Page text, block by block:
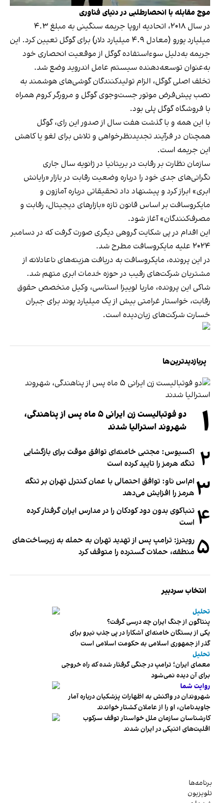
موجمقابلهبا انحصارطلبیدردنیایفناوری
در سال ۲۰۱۸، اتحادیه اروپا جریمه سنگینی به مبلغ ۴.۳
میلیارد یورو (معادل ۴.۹ میلیارد دلار) برای گوگل تعیین کرد. این
جریمه به‌دلیل سوءاستفاده گوگل از موقعیت انحصاری خود
به‌عنوان توسعه‌دهنده سیستم عامل اندروید وضع شد.
تخلف اصلی گوگل، الزام تولیدکنندگان گوشی‌های هوشمند به
نصب پیش‌فرض موتور جست‌وجوی گوگل و مرورگر کروم همراه
با فروشگاه گوگل پلی بود.
با این همه و با گذشت هفت سال از صدور این رای، گوگل
همچنان در فرآیند تجدید‌نظرخواهی و تلاش برای لغو یا کاهش
این جریمه است.
سازمان نظارت بر رقابت در بریتانیا در ژانویه سال جاری
نگرانی‌های جدی خود را درباره وضعیت رقابت در بازار «رایانش
ابری» ابراز کرد و پیشنهاد داد تحقیقاتی درباره آمازون و
مایکروسافت بر اساس قانون تازه «بازارهای دیجیتال، رقابت و
مصرف‌کنندگان» آغاز شود.
این اقدام در پی شکایت گروهی دیگری صورت گرفت که در دسامبر
۲۰۲۴ علیه مایکروسافت مطرح شد.
در این پرونده، مایکروسافت به دریافت هزینه‌های ناعادلانه از
مشتریان شرکت‌های رقیب در حوزه خدمات ابری متهم شد.
شاکی این پرونده، ماریا لوییزا استاسی، وکیل متخصص حقوق
رقابت، خواستار غرامتی بیش از یک میلیارد پوند برای جبران
خسارت شرکت‌های زیان‌دیده است.
پربازدیدترین‌ها
۱
دو فوتبالیست زن ایرانی ۵ ماه پس از پناهندگی،
شهروند استرالیا شدند
۲ اکسیوس: مجتبی خامنه‌ای توافق موقت برای بازگشایی
تنگه هرمز را تایید کرده است
۳ ام‌اس ناو: توافق احتمالی با عمان کنترل تهران بر تنگه
هرمز را افزایش می‌دهد
۴ تنباکوی بدون دود کودکان را در مدارس ایران گرفتار کرده
است
۵ رویترز: ترامپ پس از تهدید تهران به حمله به زیرساخت‌های
منطقه، حملات گسترده را متوقف کرد
انتخاب سردبیر
تحلیل
پنتاگون از جنگ ایران چه درسی گرفت؟
یکی از بستگان خامنه‌ای آشکارا در پی جذب نیرو برای
گذر از جمهوری اسلامی به حکومت اسلامی است
تحلیل
معمای ایران؛ ترامپ در جنگی گرفتار شده که راه خروجی
برای آن دیده نمی‌شود
روایت شما
شهروندان در واکنش به اظهارات پزشکیان درباره آمار
جاویدنامان، او را از عاملان کشتار خواندند
کارشناسان سازمان ملل خواستار توقف سرکوب
اقلیت‌های اتنیکی در ایران شدند
برنامه‌ها
تلویزیون